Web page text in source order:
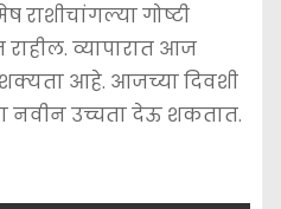
राशीचांगल्या गोष्टी
व्यापारात आज
आहे. आजच्या दिवशी
नवीन उच्चता देऊ शकतात.